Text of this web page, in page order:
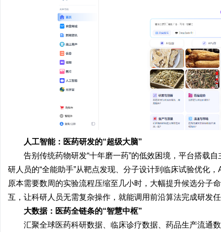
人工智能：医药研发的“超级大脑”
告别传统药物研发“十年磨一药”的低效困境，平台搭载
研人员的“全能助手”从靶点发现、分子设计到临床试验优化
原本需要数周的实验流程压缩至几小时，大幅提升候选分子
互，让科研人员无需复杂操作，就能调用前沿算法完成研发
大数据：医药全链条的“智慧中枢”
汇聚全球医药科研数据、临床诊疗数据、药品生产流通